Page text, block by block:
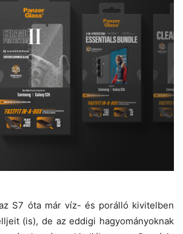
S7 óta már víz- és porálló kivitelben
(is), de az eddigi hagyományoknak